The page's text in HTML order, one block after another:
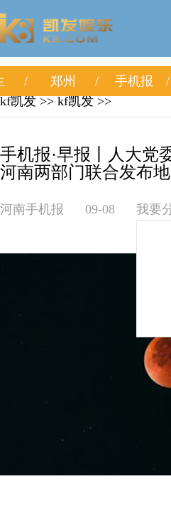
郑州 手机报
kf凯发 >> kf凯发 >>
手机报·早报丨人大党
河南两部门联合发布
河南手机报 09-08 我要